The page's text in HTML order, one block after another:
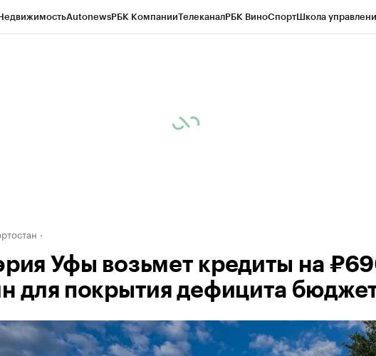
AutonewsРБК КомпанииТелеканалРБК ВиноСпортШкола
Уфы возьмет кредиты на
для покрытия дефицита